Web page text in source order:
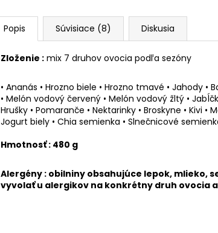
Popis Súvisiace (8) Diskusia
Zloženie : mix 7 druhov ovocia podľa sezóny
• Ananás • Hrozno biele • Hrozno tmavé • Jahody
• Melón vodový červený • Melón vodový žltý •
Hrušky • Pomaranče • Nektarinky • Broskyne • Kivi
Jogurt biely • Chia semienka • Slnečnicové
Hmotnosť : 480 g
Alergény : obilniny obsahujúce lepok, mlieko,
vyvolať u alergikov na konkrétny druh ovocia